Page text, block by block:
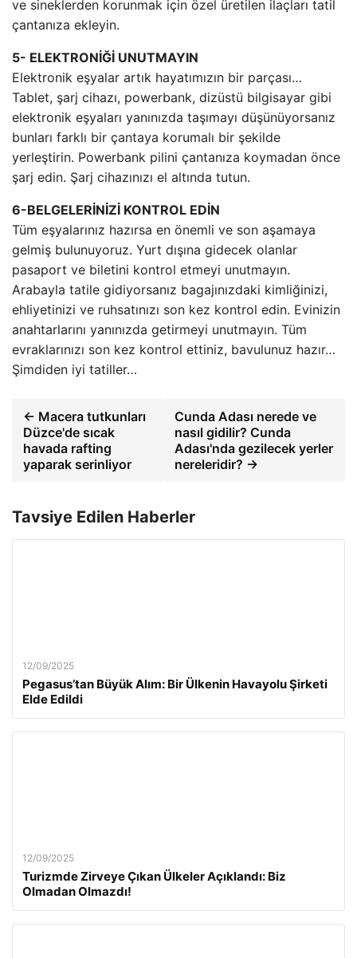
ve sineklerden korunmak için özel üretilen ilaçları tatil
çantanıza ekleyin.
5- ELEKTRONİĞİ UNUTMAYIN
Elektronik eşyalar artık hayatımızın bir parçası…
Tablet, şarj cihazı, powerbank, dizüstü bilgisayar gibi
elektronik eşyaları yanınızda taşımayı düşünüyorsanız
bunları farklı bir çantaya korumalı bir şekilde
yerleştirin. Powerbank pilini çantanıza koymadan önce
şarj edin. Şarj cihazınızı el altında tutun.
6-BELGELERİNİZİ KONTROL EDİN
Tüm eşyalarınız hazırsa en önemli ve son aşamaya
gelmiş bulunuyoruz. Yurt dışına gidecek olanlar
pasaport ve biletini kontrol etmeyi unutmayın.
Arabayla tatile gidiyorsanız bagajınızdaki kimliğinizi,
ehliyetinizi ve ruhsatınızı son kez kontrol edin. Evinizin
anahtarlarını yanınızda getirmeyi unutmayın. Tüm
evraklarınızı son kez kontrol ettiniz, bavulunuz hazır…
Şimdiden iyi tatiller…
← Macera tutkunları
Düzce'de sıcak
havada rafting
yaparak serinliyor
Cunda Adası nerede ve
nasıl gidilir? Cunda
Adası'nda gezilecek yerler
nereleridir? →
Tavsiye Edilen Haberler
12/09/2025
Pegasus’tan Büyük Alım: Bir Ülkenin Havayolu Şirketi
Elde Edildi
12/09/2025
Turizmde Zirveye Çıkan Ülkeler Açıklandı: Biz
Olmadan Olmazdı!